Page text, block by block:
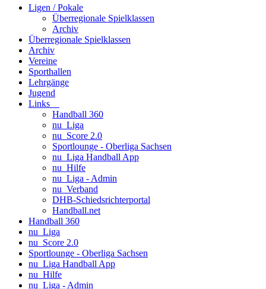
Ligen / Pokale
Überregionale Spielklassen
Archiv
Überregionale Spielklassen
Archiv
Vereine
Sporthallen
Lehrgänge
Jugend
Links
Handball 360
nu_Liga
nu_Score 2.0
Sportlounge - Oberliga Sachsen
nu_Liga Handball App
nu_Hilfe
nu_Liga - Admin
nu_Verband
DHB-Schiedsrichterportal
Handball.net
Handball 360
nu_Liga
nu_Score 2.0
Sportlounge - Oberliga Sachsen
nu_Liga Handball App
nu_Hilfe
nu_Liga - Admin